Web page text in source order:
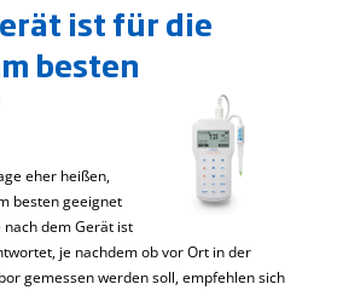
ist für die
besten
eher heißen,
besten geeignet
nach dem Gerät ist
je nachdem ob vor Ort in der
gemessen werden soll, empfehlen sich